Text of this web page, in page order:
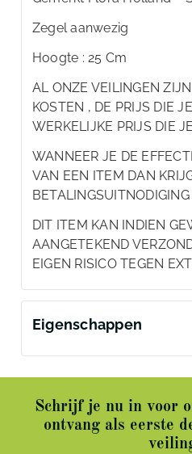
Zegel aanwezig
Hoogte : 25 Cm
AL ONZE VEILINGEN
KOSTEN , DE PRIJS DIE
WERKELIJKE PRIJS DIE
WANNEER JE DE
VAN EEN ITEM DAN
BETALINGSUITNODIGING
DIT ITEM KAN INDIEN
AANGETEKEND
EIGEN RISICO TEGEN
Eigenschappen
Schrijf je nu in voor
ontvang als eerste